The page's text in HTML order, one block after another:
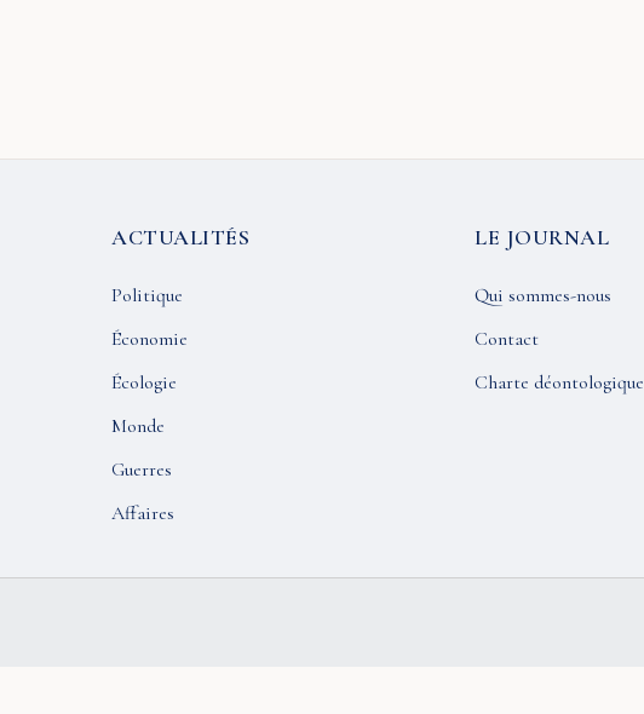
ACTUALITÉS
Politique
Économie
Écologie
Monde
Guerres
Affaires
LE JOURNAL
Qui sommes-nous
Contact
Charte déontologique